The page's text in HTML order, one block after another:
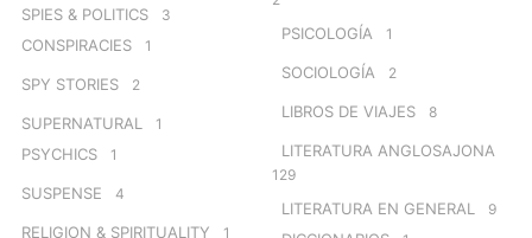
SPIES & POLITICS 3
CONSPIRACIES 1
SPY STORIES 2
SUPERNATURAL 1
PSYCHICS 1
SUSPENSE 4
RELIGION & SPIRITUALITY 1
PSICOLOGÍA 1
SOCIOLOGÍA 2
LIBROS DE VIAJES 8
LITERATURA ANGLOSAJONA
129
LITERATURA EN GENERAL 9